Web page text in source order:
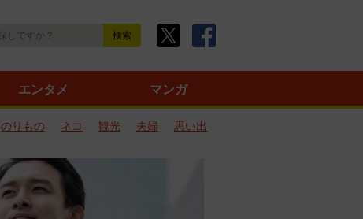
エンタメ マンガ
のりもの ネコ 観光 夫婦
思い出